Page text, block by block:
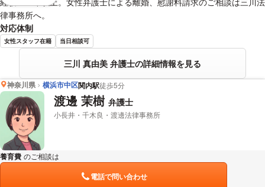
律事務所へ。
対応体制
女性スタッフ在籍 当日相談可
三川 真由美 弁護士の詳細情報を見る
神奈川県 横浜市中区関内駅徒歩5分
渡邊 茉樹 弁護士
小長井・千木良・渡邊法律事務所
養育費 のご相談は
電話で問い合わせ